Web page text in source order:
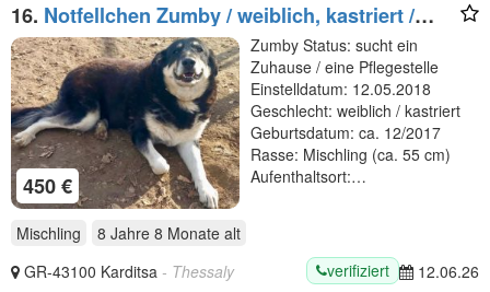
16. Notfellchen Zumby / weiblich, kastriert /
derzeit noch in Griechenland
450 €
Zumby Status: sucht ein
Zuhause / eine Pflegestelle
Einstelldatum: 12.05.2018
Geschlecht: weiblich / kastriert
Geburtsdatum: ca. 12/2017
Rasse: Mischling (ca. 55 cm)
Aufenthaltsort:…
Mischling 8 Jahre 8 Monate alt
GR-43100 Karditsa - Thessaly verifiziert 12.06.26